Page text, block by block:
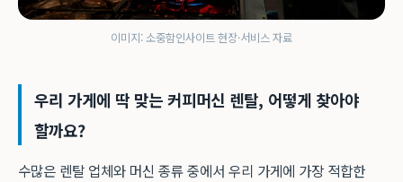
이미지: 소중함인사이트 현장·서비스 자료
우리 가게에 딱 맞는 커피머신 렌탈, 어떻게 찾아야
할까요?
수많은 렌탈 업체와 머신 종류 중에서 우리 가게에 가장 적합한